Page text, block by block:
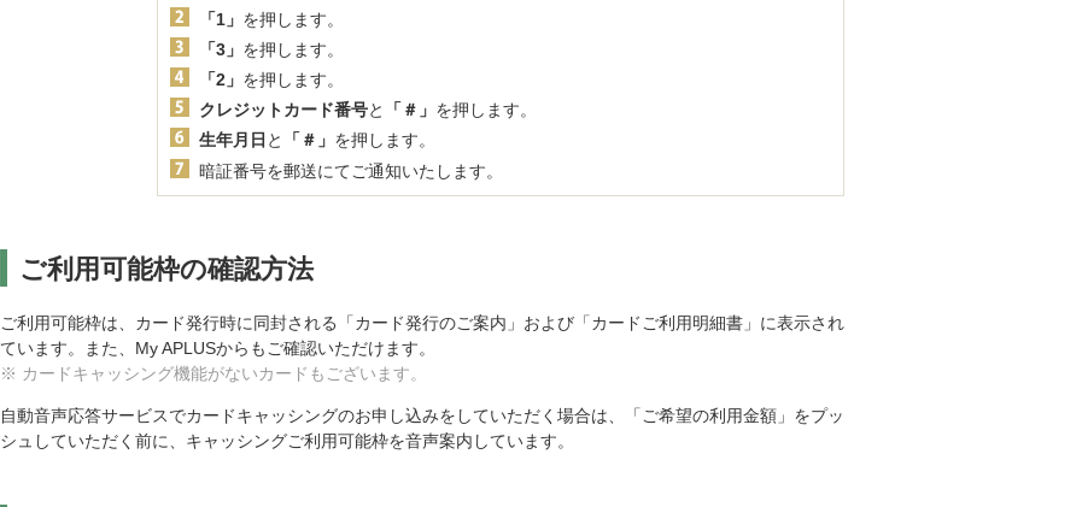
「1」 を押します。
「3」 を押します。
「2」 を押します。
クレジットカード番号と 「＃」 を押します。
生年月日 と 「＃」 を押します。
暗証番号を郵送にてご通知いたします。
ご利用可能枠の確認方法
ご利用可能枠は、カード発行時に同封される「カード発行のご案内」および「カードご利用明細書」に表示され
ています。また、My APLUSからもご確認いただけます。
※ カードキャッシング機能がないカードもございます。
自動音声応答サービスでカードキャッシングのお申し込みをしていただく場合は、「ご希望の利用金額」をプッ
シュしていただく前に、キャッシングご利用可能枠を音声案内しています。